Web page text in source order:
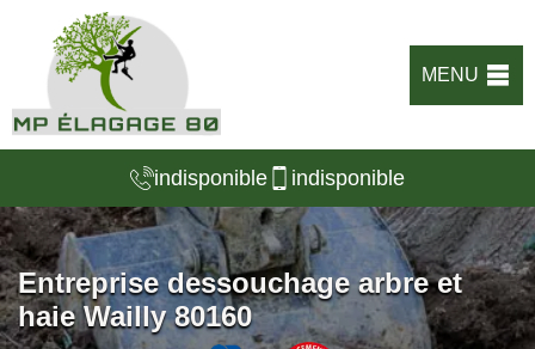
MENU
indisponible indisponible
Entreprise dessouchage arbre et
haie Wailly 80160